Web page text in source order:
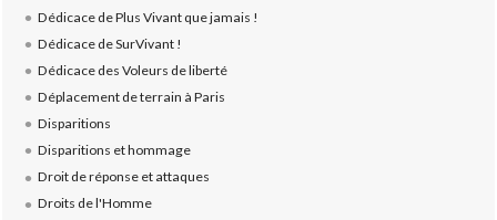
Dédicace de Plus Vivant que jamais !
Dédicace de SurVivant !
Dédicace des Voleurs de liberté
Déplacement de terrain à Paris
Disparitions
Disparitions et hommage
Droit de réponse et attaques
Droits de l'Homme